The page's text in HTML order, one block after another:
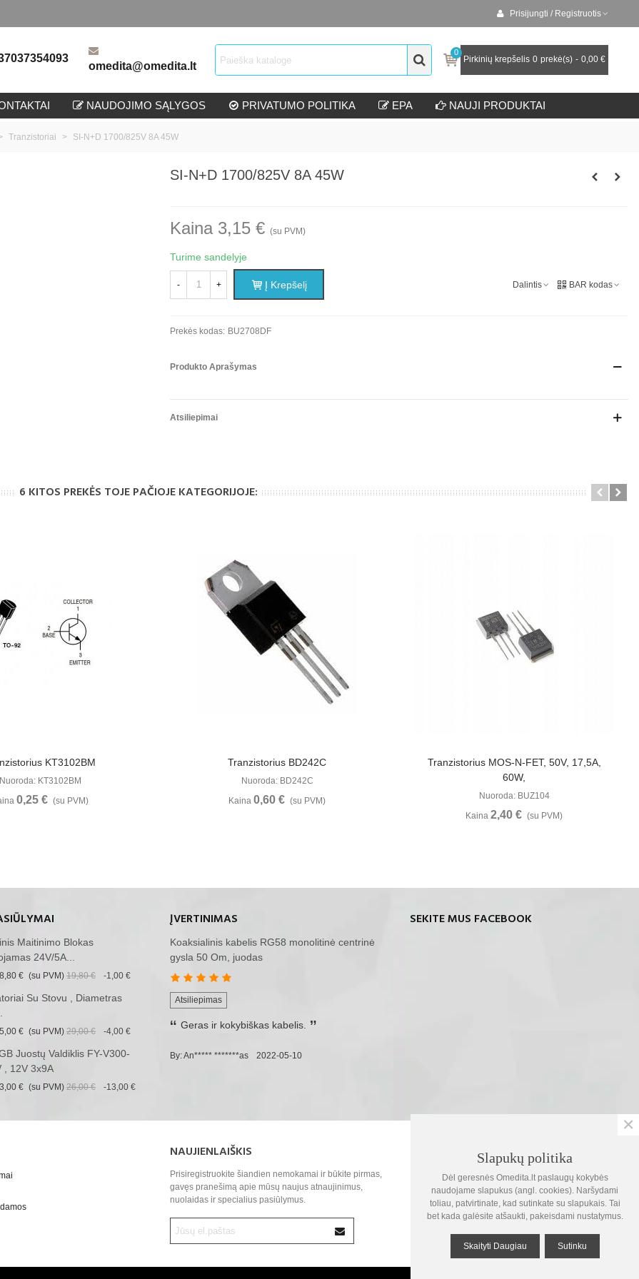
Prisijungti / Registruotis
omedita@omedita.lt
0
Pirkinių krepšelis 0 prekė(s) - 0,00 €
NAUDOJIMO SĄLYGOS PRIVATUMO POLITIKA EPA NAUJI PRODUKTAI
Tranzistoriai > SI-N+D 1700/825V 8A 45W
SI-N+D 1700/825V 8A 45W
Kaina 3,15 € (su PVM)
Turime sandelyje
- + Į Krepšelį Dalintis BAR kodas
Prekės kodas: BU2708DF
Produkto Aprašymas
Atsiliepimai
6 KITOS PREKĖS TOJE PAČIOJE KATEGORIJOJE:
Žiūrėti Daugiau
KT3102BM
Nuoroda: KT3102BM
0,25 € (su PVM)
Žiūrėti Daugiau
Tranzistorius BD242C
Nuoroda: BD242C
Kaina 0,60 € (su PVM)
Žiūrėti Daugiau
Tranzistorius MOS-N-FET, 50V, 17,5A,
60W,
Nuoroda: BUZ104
Kaina 2,40 € (su PVM)
Maitinimo Blokas
24V/5A...
€ (su PVM) 19,80 € -1,00 €
Su Stovu , Diametras
€ (su PVM) 29,00 € -4,00 €
Juostų Valdiklis FY-V300-
, 12V 3x9A
€ (su PVM) 26,00 € -13,00 €
ĮVERTINIMAS
Koaksialinis kabelis RG58 monolitinė centrinė
gysla 50 Om, juodas
Atsiliepimas
Geras ir kokybiškas kabelis.
By: An***** *******as 2022-05-10
SEKITE MUS FACEBOOK
NAUJIENLAIŠKIS
Prisiregistruokite šiandien nemokamai ir būkite pirmas,
gavęs pranešimą apie mūsų naujus atnaujinimus,
nuolaidas ir specialius pasiūlymus.
Krepšelis
Slapukų politika
Dėl geresnės Omedita.lt paslaugų kokybės
naudojame slapukus (angl. cookies). Naršydami
toliau, patvirtinate, kad sutinkate su slapukais. Tai
bet kada galėsite atšaukti, pakeisdami nustatymus.
Skaityti Daugiau Sutinku
×